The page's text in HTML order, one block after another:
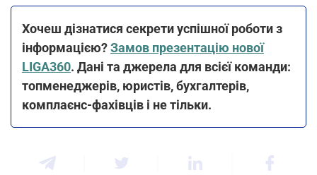
Хочеш дізнатися секрети успішної роботи з
інформацією?Замов презентацію нової
LIGA360. Дані та джерела для всієї команди:
топменеджерів, юристів, бухгалтерів,
комплаєнс-фахівців і не тільки.